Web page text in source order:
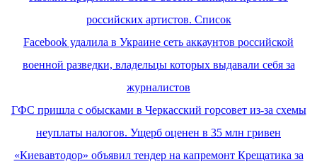
российских артистов. Список
Facebook удалила в Украине сеть аккаунтов российской
военной разведки, владельцы которых выдавали себя за
журналистов
ГФС пришла с обысками в Черкасский горсовет из-за схемы
неуплаты налогов. Ущерб оценен в 35 млн гривен
«Киевавтодор» объявил тендер на капремонт Крещатика за